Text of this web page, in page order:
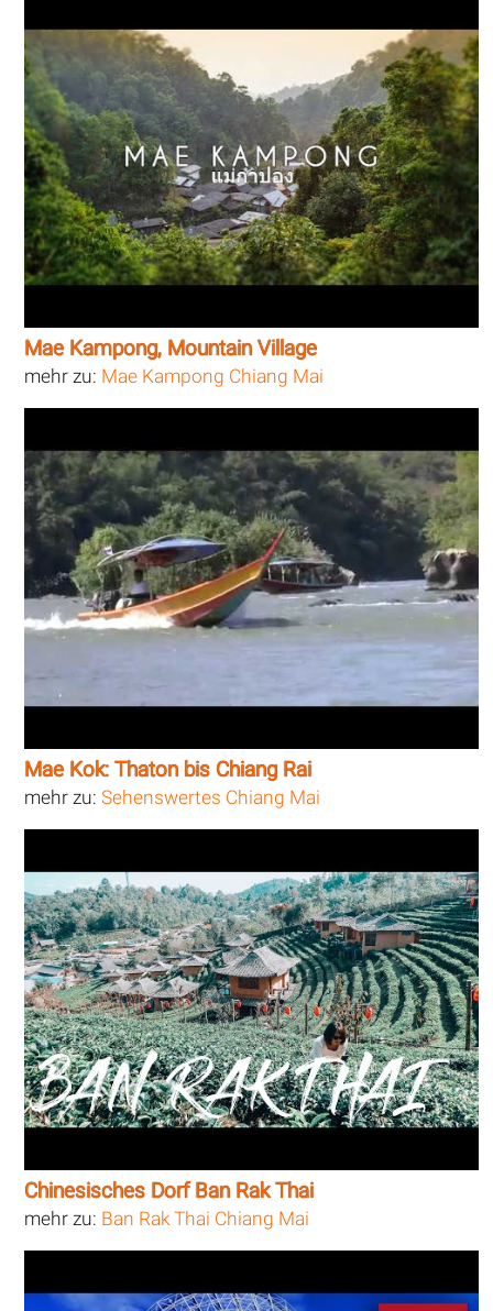
Mae Kampong, Mountain Village
mehr zu: Mae Kampong Chiang Mai
Mae Kok: Thaton bis Chiang Rai
mehr zu:Sehenswertes Chiang Mai
Chinesisches Dorf Ban Rak Thai
mehr zu: Ban Rak Thai Chiang Mai